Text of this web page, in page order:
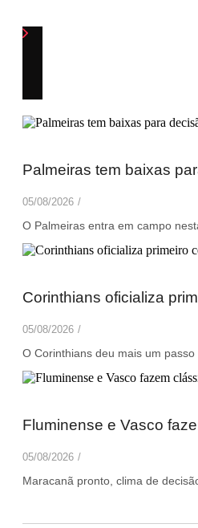
Palmeiras tem baixas
05/08/2026 /
O Palmeiras entra em campo
Corinthians oficializa
05/08/2026 /
O Corinthians deu mais um
Fluminense e Vasco
05/08/2026 /
Maracanã pronto, clima de